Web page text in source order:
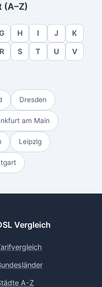
(A–Z)
H I J K
R S T U V
Dresden
am Main
Leipzig
Vergleich
A-Z